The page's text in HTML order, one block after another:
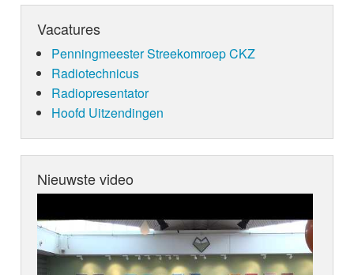
Vacatures
Penningmeester Streekomroep CKZ
Radiotechnicus
Radiopresentator
Hoofd Uitzendingen
Nieuwste video